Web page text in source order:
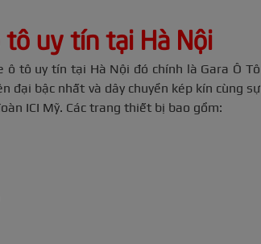
tô uy tín tại Hà Nội
tô uy tín tại Hà Nội đó chính là Gara Ô Tô
đại bậc nhất và dây chuyền kép kín cùng sự
ICI Mỹ. Các trang thiết bị bao gồm: